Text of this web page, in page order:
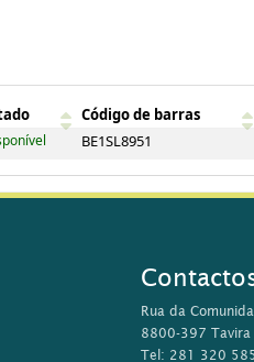
Código de barras
BE1SL8951
Rua da
8800-397 Tavira
Tel: 281 320